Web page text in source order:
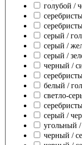
голубой /
серый /
серый /
серый /
черный /
белый /
светло-
серый /
угольный
черный /